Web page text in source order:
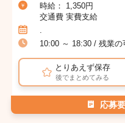
時給： 1,350円
交通費 実費支給
10:00 ～ 18:30 / 残業の
とりあえず保存
後でまとめてみる
応募